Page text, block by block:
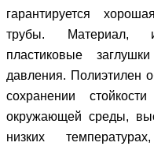
гарантируется
трубы. Материал,
пластиковые
давления. Полиэтилен
сохранении
окружающей среды,
низких